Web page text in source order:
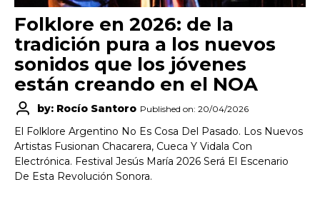
Folklore en 2026: de la
tradición pura a los nuevos
sonidos que los jóvenes
están creando en el NOA
by: Rocío Santoro Published on: 20/04/2026
El Folklore Argentino No Es Cosa Del Pasado. Los Nuevos
Artistas Fusionan Chacarera, Cueca Y Vidala Con
Electrónica. Festival Jesús María 2026 Será El Escenario
De Esta Revolución Sonora.